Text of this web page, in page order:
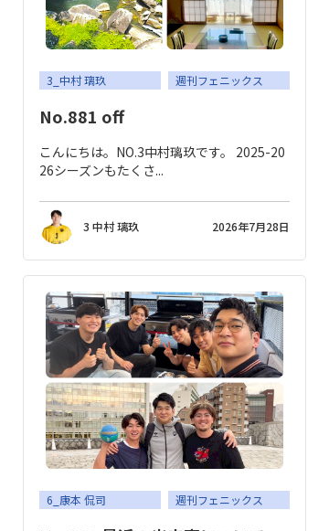
3_中村 璃玖 週刊フェニックス
No.881 off
こんにちは。NO.3中村璃玖です。 2025-20
26シーズンもたくさ...
3 中村 璃玖 2026年7月28日
6_康本 侃司 週刊フェニックス